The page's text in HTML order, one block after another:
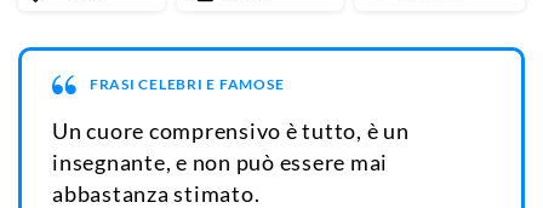
FRASI CELEBRI E FAMOSE
Un cuore comprensivo è tutto, è un
insegnante, e non può essere mai
abbastanza stimato.